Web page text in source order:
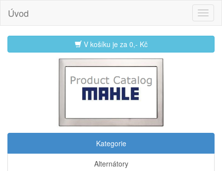
Úvod
V košíku je za 0,- Kč
Kategorie
Alternátory